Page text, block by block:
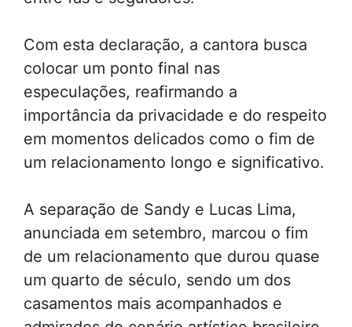
Com esta declaração, a cantora busca
colocar um ponto final nas
especulações, reafirmando a
importância da privacidade e do respeito
em momentos delicados como o fim de
um relacionamento longo e significativo.
A separação de Sandy e Lucas Lima,
anunciada em setembro, marcou o fim
de um relacionamento que durou quase
um quarto de século, sendo um dos
casamentos mais acompanhados e